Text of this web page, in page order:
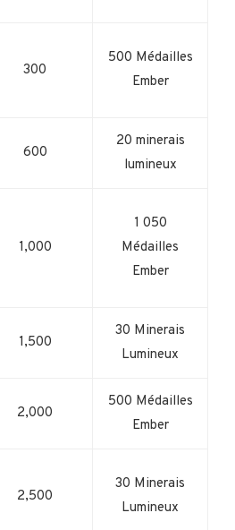
300
500 Médailles
Ember
600
20 minerais
lumineux
1,000
1 050
Médailles
Ember
1,500
30 Minerais
Lumineux
2,000
500 Médailles
Ember
2,500
30 Minerais
Lumineux